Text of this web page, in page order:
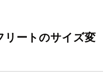
ートのサイズ変